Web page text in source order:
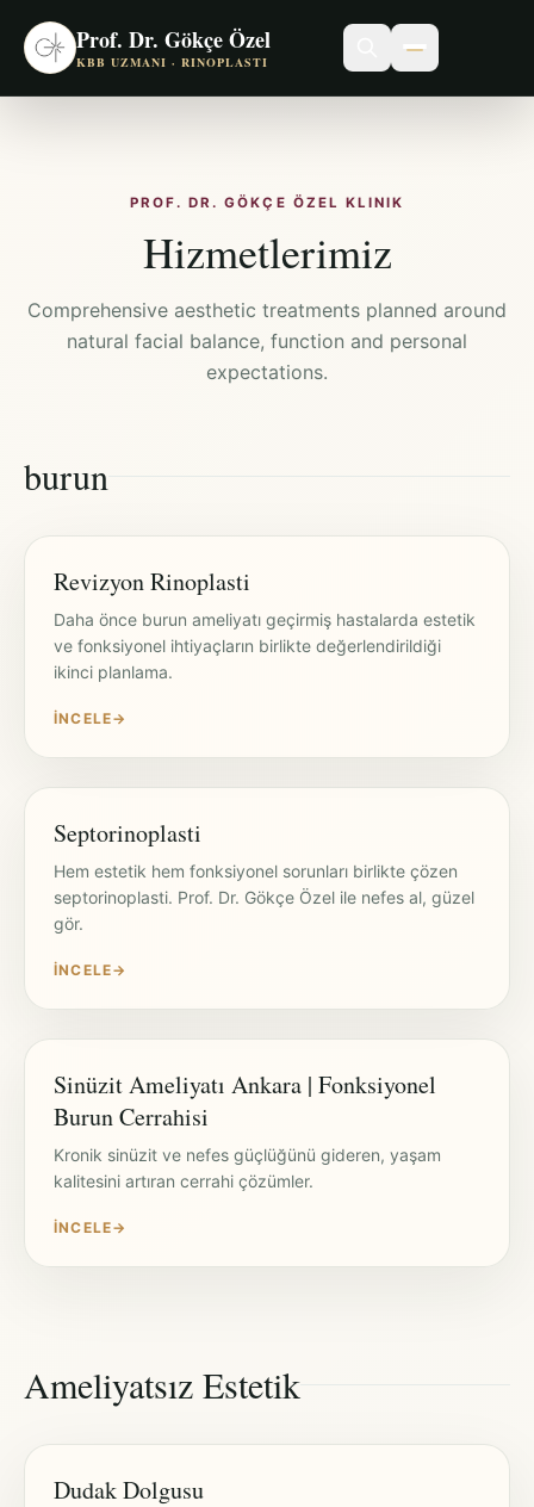
Prof. Dr. Gökçe Özel
KBB UZMANI · RINOPLASTI
PROF. DR. GÖKÇE ÖZEL KLINIK
Hizmetlerimiz
Comprehensive aesthetic treatments planned around
natural facial balance, function and personal
expectations.
burun
Revizyon Rinoplasti
Daha önce burun ameliyatı geçirmiş hastalarda estetik
ve fonksiyonel ihtiyaçların birlikte değerlendirildiği
ikinci planlama.
İNCELE→
Septorinoplasti
Hem estetik hem fonksiyonel sorunları birlikte çözen
septorinoplasti. Prof. Dr. Gökçe Özel ile nefes al, güzel
gör.
İNCELE→
Sinüzit Ameliyatı Ankara | Fonksiyonel
Burun Cerrahisi
Kronik sinüzit ve nefes güçlüğünü gideren, yaşam
kalitesini artıran cerrahi çözümler.
İNCELE→
Ameliyatsız Estetik
Dudak Dolgusu